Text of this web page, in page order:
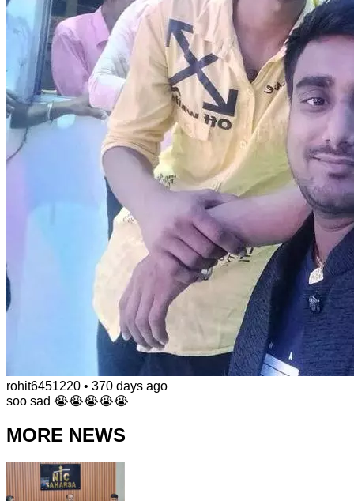
rohit6451220 • 370 days ago
soo sad 😭😭😭😭😭
MORE NEWS